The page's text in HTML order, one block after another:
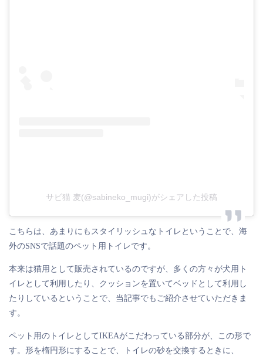
サビ猫 麦(@sabineko_mugi)がシェアした投稿
こちらは、あまりにもスタイリッシュなトイレということで、海
外のSNSで話題のペット用トイレです。
本来は猫用として販売されているのですが、多くの方々が犬用ト
イレとして利用したり、クッションを置いてベッドとして利用し
たりしているということで、当記事でもご紹介させていただきま
す。
ペット用のトイレとしてIKEAがこだわっている部分が、この形で
す。形を楕円形にすることで、トイレの砂を交換するときに、